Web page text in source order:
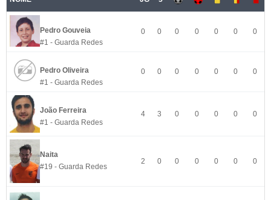
Pedro Gouveia
#1 - Guarda Redes
0 0 0 0 0 0 0
Pedro Oliveira
#1 - Guarda Redes
0 0 0 0 0 0 0
João Ferreira
#1 - Guarda Redes
4 3 0 0 0 0 0
Naita
#19 - Guarda Redes
2 0 0 0 0 0 0